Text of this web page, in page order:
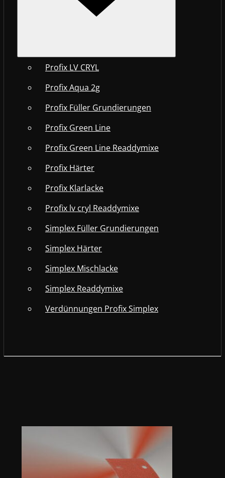
Profix LV CRYL
Profix Aqua 2g
Profix Füller Grundierungen
Profix Green Line
Profix Green Line Readdymixe
Profix Härter
Profix Klarlacke
Profix lv cryl Readdymixe
Simplex Füller Grundierungen
Simplex Härter
Simplex Mischlacke
Simplex Readdymixe
Verdünnungen Profix Simplex